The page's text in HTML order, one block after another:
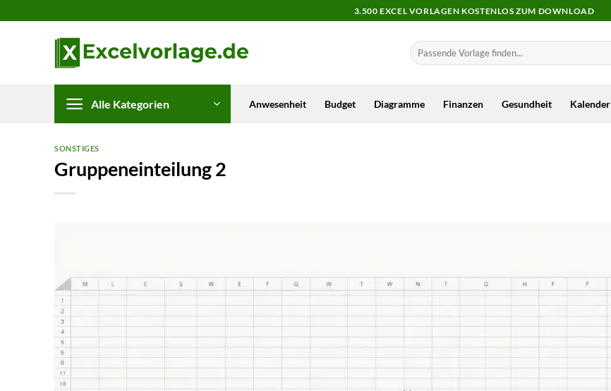
Inhalt
3.500 EXCEL VORLAGEN KOSTENLOS ZUM DOWNLOAD
Alle Kategorien Anwesenheit Budget Diagramme Finanzen Gesundheit Kalender
SONSTIGES
Gruppeneinteilung 2